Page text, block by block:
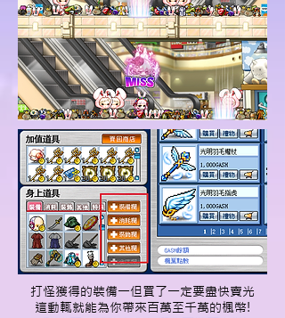
打怪獲得的裝備一但買了一定要盡快賣光
這動輒就能為你帶來百萬至千萬的楓幣!